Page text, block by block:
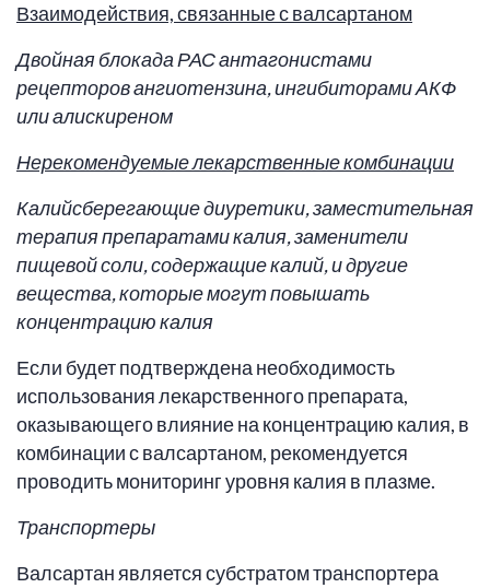
Взаимодействия, связанные с валсартаном
Двойная блокада РАС антагонистами
рецепторов ангиотензина, ингибиторами АКФ
или алискиреном
Нерекомендуемые лекарственные комбинации
Калийсберегающие диуретики, заместительная
терапия препаратами калия, заменители
пищевой соли, содержащие калий, и другие
вещества, которые могут повышать
концентрацию калия
Если будет подтверждена необходимость
использования лекарственного препарата,
оказывающего влияние на концентрацию калия, в
комбинации с валсартаном, рекомендуется
проводить мониторинг уровня калия в плазме.
Транспортеры
Валсартан является субстратом транспортера